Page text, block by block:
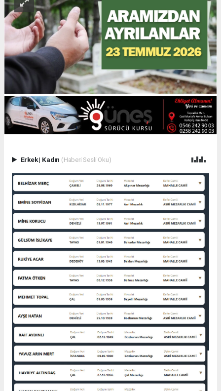
Erkek| Kadın (Haberi Sesli Oku)